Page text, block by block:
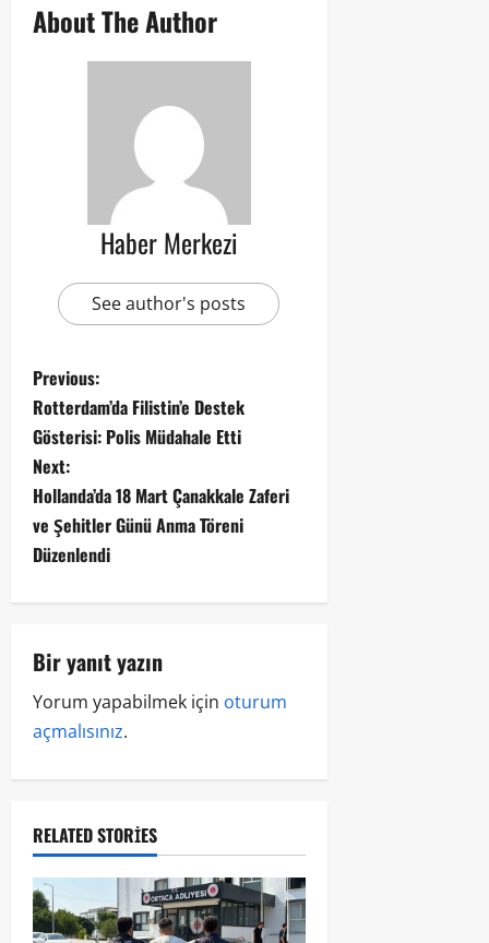
About The Author
Haber Merkezi
See author's posts
Previous:
Rotterdam’da Filistin’e Destek
Gösterisi: Polis Müdahale Etti
Next:
Hollanda’da 18 Mart Çanakkale Zaferi
ve Şehitler Günü Anma Töreni
Düzenlendi
Bir yanıt yazın
Yorum yapabilmek için oturum
açmalısınız.
RELATED STORIES